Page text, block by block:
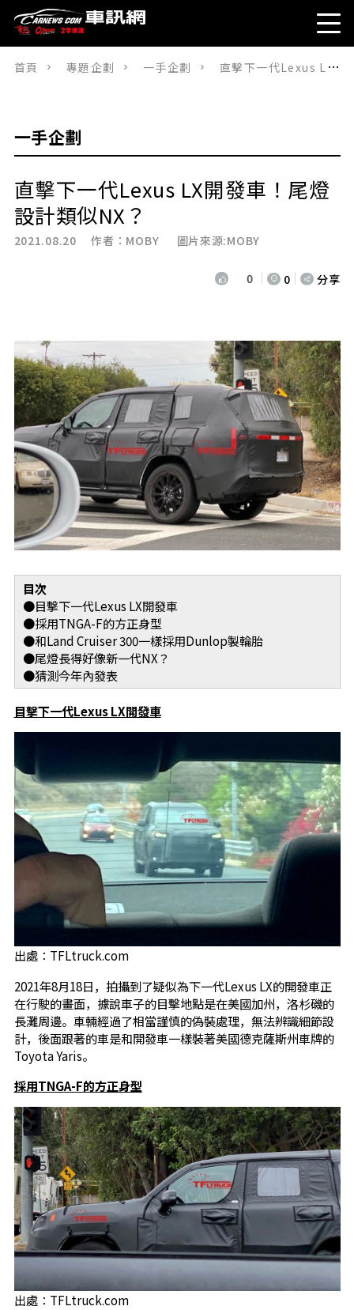
首頁 專題企劃 一手企劃 直擊下一代Lexus LX開發車！尾燈設計類似NX？
一手企劃
直擊下一代Lexus LX開發車！尾燈
設計類似NX？
2021.08.20 作者： MOBY 圖片來源:MOBY
0 0 分享
目次
●目擊下一代Lexus LX開發車
●採用TNGA-F的方正身型
●和Land Cruiser 300一樣採用Dunlop製輪胎
●尾燈長得好像新一代NX？
●猜測今年內發表
目擊下一代Lexus LX開發車
出處：TFLtruck.com
2021年8月18日，拍攝到了疑似為下一代Lexus LX的開發車正
在行駛的畫面，據說車子的目擊地點是在美國加州，洛杉磯的
長灘周邊。車輛經過了相當謹慎的偽裝處理，無法辨識細節設
計，後面跟著的車是和開發車一樣裝著美國德克薩斯州車牌的
Toyota Yaris。
採用TNGA-F的方正身型
出處：TFLtruck.com